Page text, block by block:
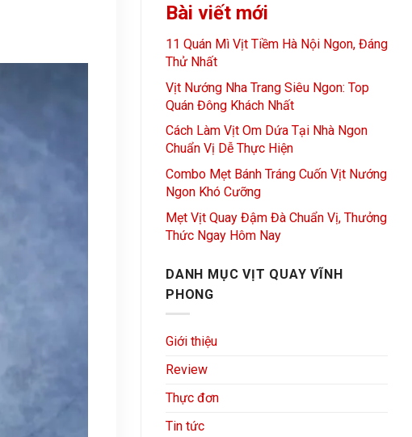
Bài viết mới
11 Quán Mì Vịt Tiềm Hà Nội Ngon, Đáng
Thử Nhất
Vịt Nướng Nha Trang Siêu Ngon: Top
Quán Đông Khách Nhất
Cách Làm Vịt Om Dứa Tại Nhà Ngon
Chuẩn Vị Dễ Thực Hiện
Combo Mẹt Bánh Tráng Cuốn Vịt Nướng
Ngon Khó Cưỡng
Mẹt Vịt Quay Đậm Đà Chuẩn Vị, Thưởng
Thức Ngay Hôm Nay
DANH MỤC VỊT QUAY VĨNH
PHONG
Giới thiệu
Review
Thực đơn
Tin tức